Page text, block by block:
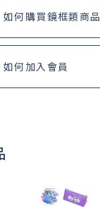
如何購買鏡框類商品
如何加入會員